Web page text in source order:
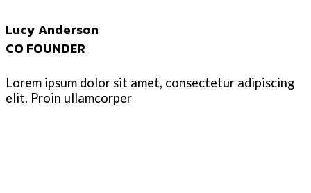
Lucy Anderson
CO FOUNDER
Lorem ipsum dolor sit amet, consectetur adipiscing
elit. Proin ullamcorper